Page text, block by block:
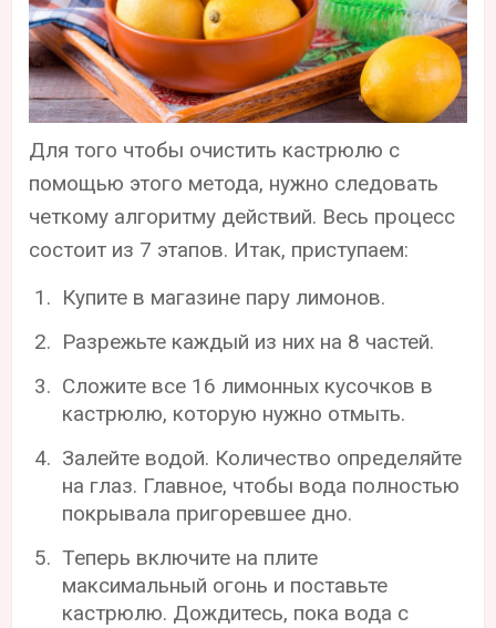
Для того чтобы очистить кастрюлю с
помощью этого метода, нужно следовать
четкому алгоритму действий. Весь процесс
состоит из 7 этапов. Итак, приступаем:
Купите в магазине пару лимонов.
Разрежьте каждый из них на 8 частей.
Сложите все 16 лимонных кусочков в
кастрюлю, которую нужно отмыть.
Залейте водой. Количество определяйте
на глаз. Главное, чтобы вода полностью
покрывала пригоревшее дно.
Теперь включите на плите
максимальный огонь и поставьте
кастрюлю. Дождитесь, пока вода с